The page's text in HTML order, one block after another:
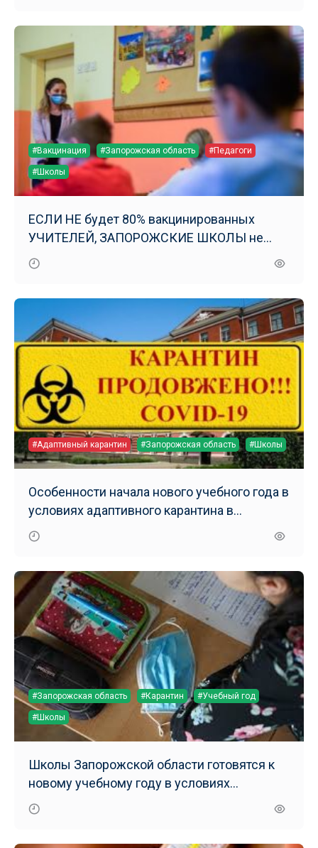
#Вакцинация #Запорожская область #Педагоги
#Школы
ЕСЛИ НЕ будет 80% вакцинированных
УЧИТЕЛЕЙ, ЗАПОРОЖСКИЕ ШКОЛЫ не
начнут работу
#Адаптивный карантин #Запорожская область #Школы
Особенности начала нового учебного года в
условиях адаптивного карантина в
Запорожской области
#Запорожская область #Карантин #Учебный год
#Школы
Школы Запорожской области готовятся к
новому учебному году в условиях
карантина, вызванного COVID-19